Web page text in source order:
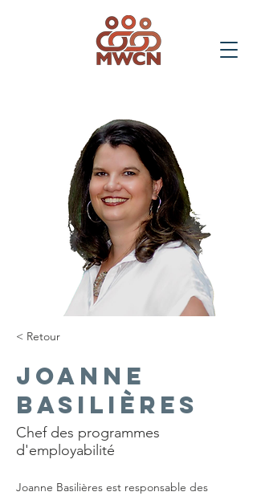
< Retour
Joanne
Basilières
Chef des programmes
d'employabilité
Joanne Basilières est responsable des